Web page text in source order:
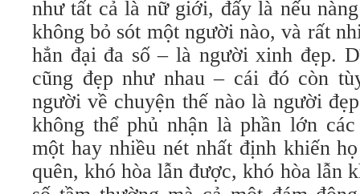
như tất cả là nữ giới, đấy là nếu
không bỏ sót một người nào, và rất
hẳn đại đa số – là người xinh đẹp.
cũng đẹp như nhau – cái đó còn
người về chuyện thế nào là người
không thể phủ nhận là phần lớn
một hay nhiều nét nhất định khiến
quên, khó hòa lẫn được, khó hòa lẫn